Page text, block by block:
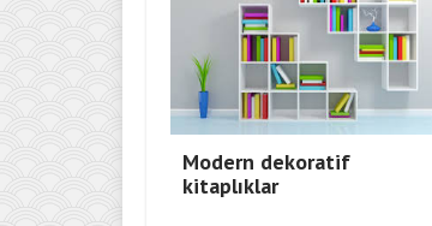
Modern dekoratif
kitaplıklar